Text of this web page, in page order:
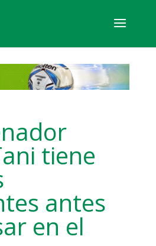
tiene
antes
en el